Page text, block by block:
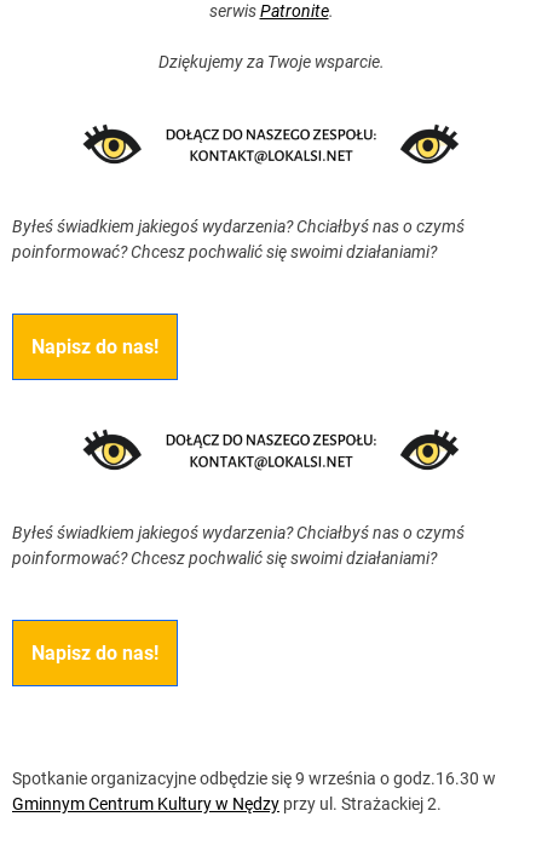
serwisPatronite.
Dziękujemy za Twoje wsparcie.
Byłeś świadkiem jakiegoś wydarzenia? Chciałbyś nas o czymś
poinformować? Chcesz pochwalić się swoimi działaniami?
Napisz do nas!
Byłeś świadkiem jakiegoś wydarzenia? Chciałbyś nas o czymś
poinformować? Chcesz pochwalić się swoimi działaniami?
Napisz do nas!
Spotkanie organizacyjne odbędzie się 9 września o godz.16.30 w
Gminnym Centrum Kultury w Nędzy przy ul. Strażackiej 2.